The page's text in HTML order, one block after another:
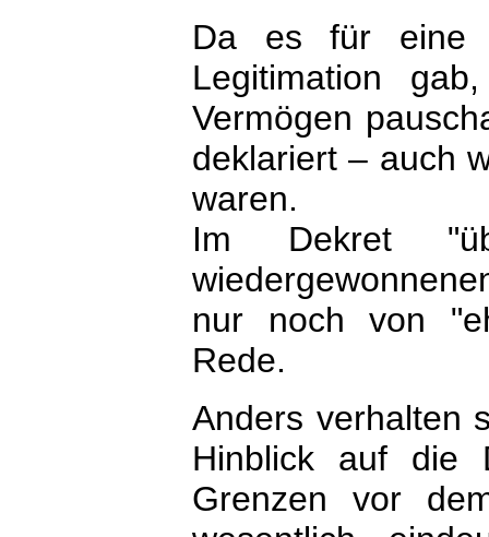
Da es für eine
Legitimation
Vermögen
deklariert – auch
waren.
Im Dekret
nur noch von
Rede.
Anders verhalten
Hinblick auf die
Grenzen vor